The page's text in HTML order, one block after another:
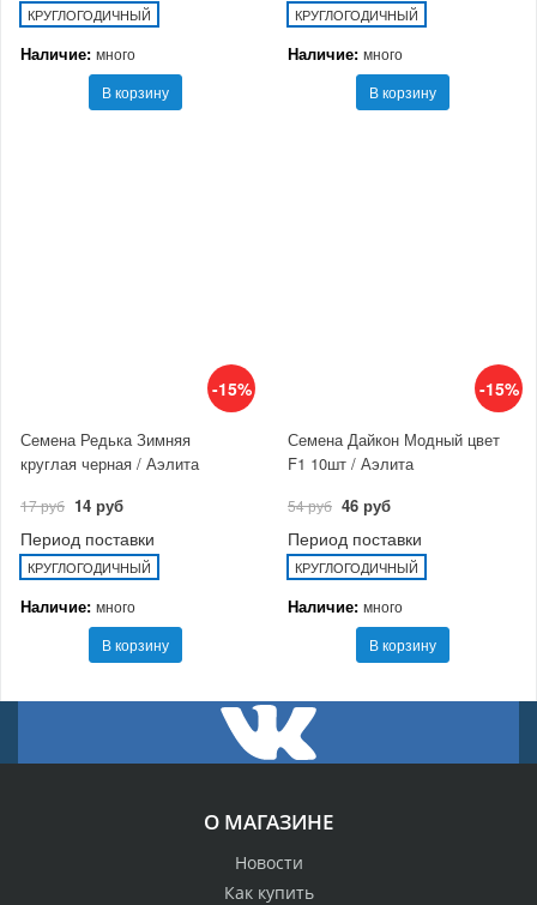
КРУГЛОГОДИЧНЫЙ
Наличие: много
В корзину
КРУГЛОГОДИЧНЫЙ
Наличие: много
В корзину
-15%
Семена Редька Зимняя
круглая черная / Аэлита
17 руб 14 руб
Период поставки
КРУГЛОГОДИЧНЫЙ
Наличие: много
В корзину
-15%
Семена Дайкон Модный цвет
F1 10шт / Аэлита
54 руб 46 руб
Период поставки
КРУГЛОГОДИЧНЫЙ
Наличие: много
В корзину
О МАГАЗИНЕ
Новости
Как купить